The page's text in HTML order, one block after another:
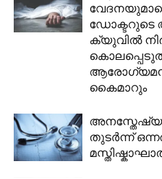
ഡോക്ടറുടെ
ക്യുവിൽ
കൈമാറും
അനസ്തേഷ്യ
തുടർന്ന്